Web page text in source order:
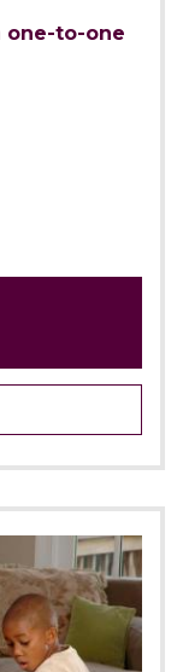
one-to-one